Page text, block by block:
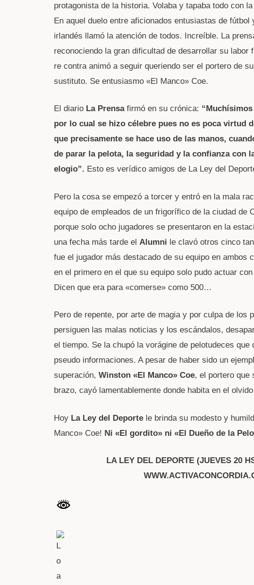
protagonista de la historia. Volaba y tapaba todo con
En aquel duelo entre aficionados entusiastas de
irlandés llamó la atención de todos. Increíble. La
reconociendo la gran dificultad de desarrollar su labor
re contra animó a seguir queriendo ser el portero de
sustituto. Se entusiasmo «El Manco» Coe.
El diario La Prensafirmó en su crónica:
por lo cual se hizo célebre pues no es poca virtud
que precisamente se hace uso de las manos,
de parar la pelota, la seguridad y la confianza con
elogio”. Esto es verídico amigos de La Ley del
Pero la cosa se empezó a torcer y entró en la mala
equipo de empleados de un frigorífico de la ciudad de
porque solo ocho jugadores se presentaron en la
una fecha más tarde el Alumni le clavó otros cinco
fue el jugador más destacado de su equipo en ambos
en el primero en el que su equipo solo pudo actuar
Dicen que era para «comerse» como 500…
Pero de repente, por arte de magia y por culpa de los
persiguen las malas noticias y los escándalos,
el tiempo. Se la chupó la vorágine de pelotudeces que
pseudo informaciones. A pesar de haber sido un
superación, Winston «El Manco» Coe, el portero que
brazo, cayó lamentablemente donde habita en el
Hoy La Ley del Deporte le brinda su modesto y
Manco» Coe! Ni «El gordito» ni «El Dueño de la
LA LEY DEL DEPORTE (JUEVES 20